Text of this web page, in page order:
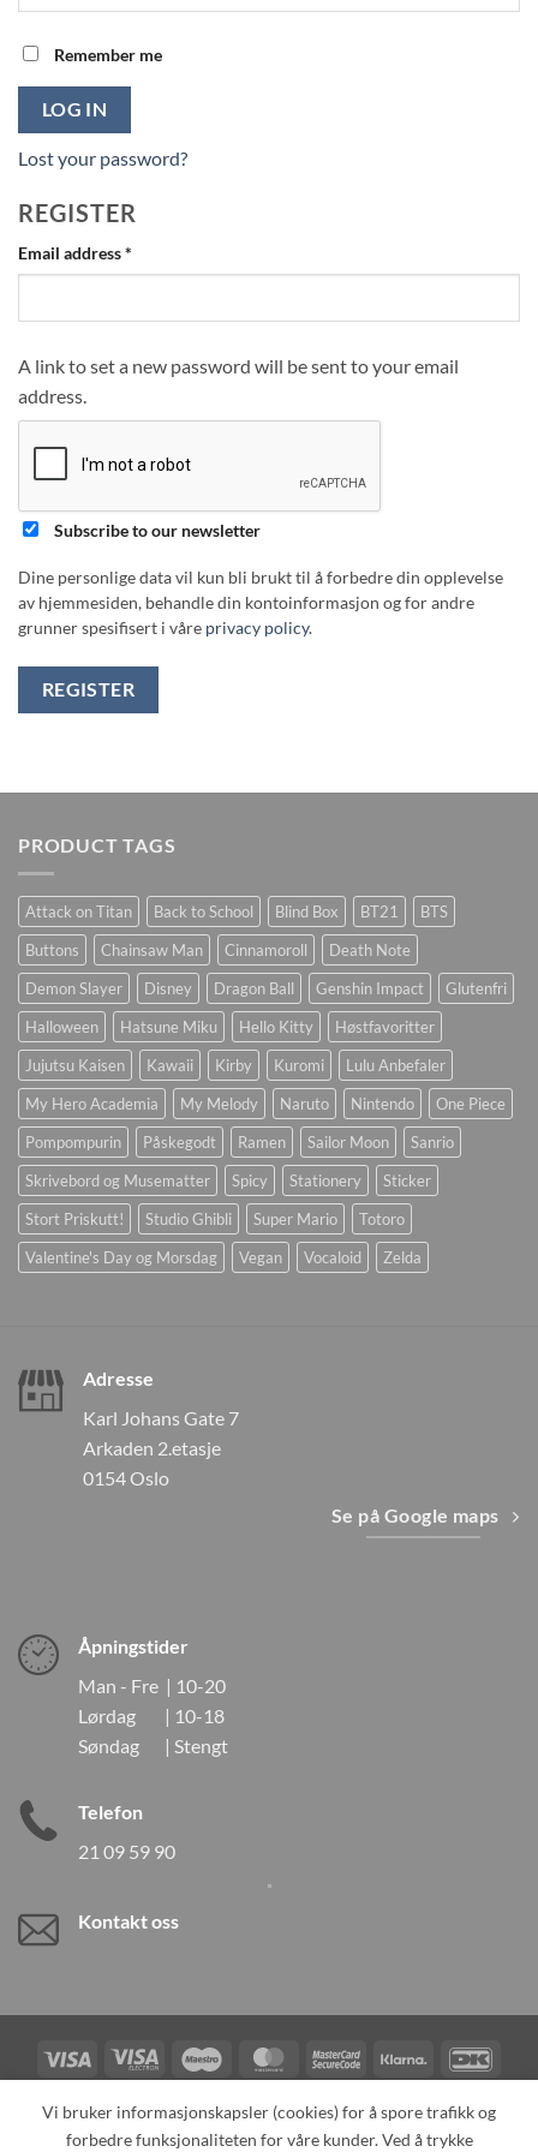
Remember me
LOG IN
Lost your password?
REGISTER
Email address*
A link to set a new password will be sent to your email
address.
Subscribe to our newsletter
Dine personlige data vil kun bli brukt til å forbedre din opplevelse
av hjemmesiden, behandle din kontoinformasjon og for andre
grunner spesifisert i våre privacy policy.
REGISTER
PRODUCT TAGS
Attack on Titan Back to School Blind Box BT21
BTS
Buttons
Chainsaw Man Cinnamoroll
Death Note
Demon Slayer
Disney Dragon Ball Genshin Impact
Glutenfri
Halloween
Hatsune Miku Hello Kitty
Høstfavoritter
Jujutsu Kaisen
Kawaii Kirby Kuromi
Lulu Anbefaler
My Hero Academia
My Melody Naruto Nintendo
One Piece
Pompompurin
Påskegodt Ramen Sailor Moon
Sanrio
Skrivebord og Musematter
Spicy Stationery
Sticker
Stort Priskutt!
Studio Ghibli Super Mario
Totoro
Valentine's Day og Morsdag
Vegan Vocaloid Zelda
Adresse
Karl Johans Gate 7
Arkaden 2.etasje
0154 Oslo
Se på Google maps
Åpningstider
Man - Fre | 10-20
Lørdag | 10-18
Søndag | Stengt
Telefon
21 09 59 90
Kontakt oss
Visa
Visa
Electron
Maestro MasterCardMasterCard
2
Klarna
Card
TILBAKEKALLINGER KONTAKT OSS OM OSS
Vi bruker informasjonskapsler (cookies) for å spore trafikk og
forbedre funksjonaliteten for våre kunder. Ved å trykke